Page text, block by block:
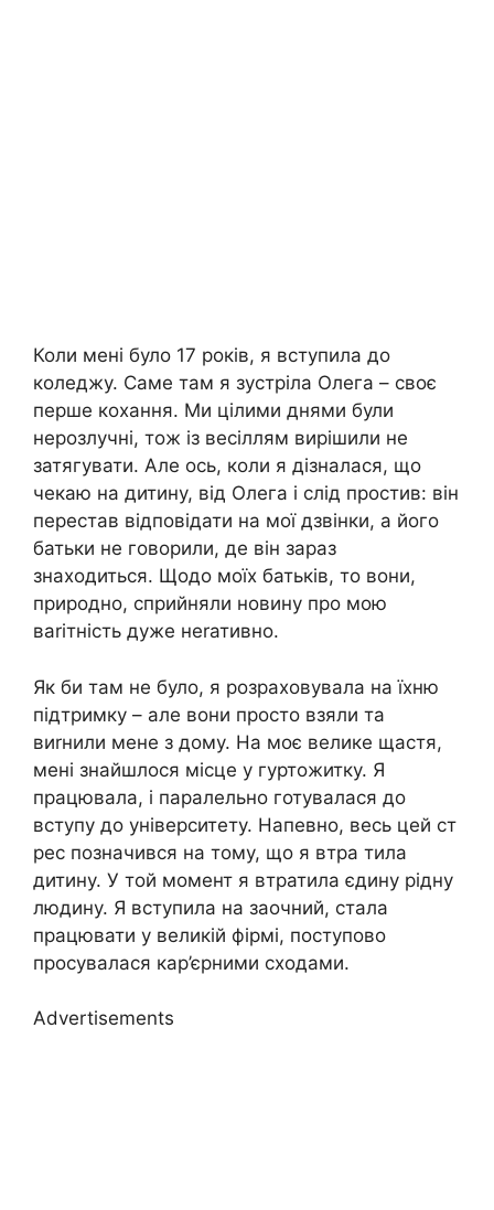
Коли мені було 17 років, я вступила до
коледжу. Саме там я зустріла Олега – своє
перше кохання. Ми цілими днями були
нерозлучні, тож із весіллям вирішили не
затягувати. Але ось, коли я дізналася, що
чекаю на дитину, від Олега і слід простив: він
перестав відповідати на мої дзвінки, а його
батьки не говорили, де він зараз
знаходиться. Щодо моїх батьків, то вони,
природно, сприйняли новину про мою
ваrітність дуже неrативно.
Як би там не було, я розраховувала на їхню
підтримку – але вони просто взяли та
виrнили мене з дому. На моє велике щастя,
мені знайшлося місце у гуртожитку. Я
працювала, і паралельно готувалася до
вступу до університету. Напевно, весь цей ст
рес позначився на тому, що я втра тила
дитину. У той момент я втратила єдину рідну
людину. Я вступила на заочний, стала
працювати у великій фірмі, поступово
просувалася кар’єрними сходами.
Advertisements